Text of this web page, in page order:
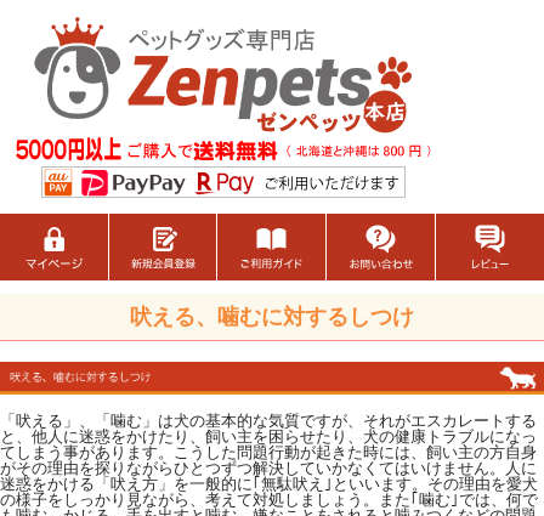
吠える、噛むに対するしつけ
「吠える」、「噛む」は犬の基本的な気質ですが、それがエスカレートする
と、他人に迷惑をかけたり、飼い主を困らせたり、犬の健康トラブルになっ
てしまう事があります。こうした問題行動が起きた時には、飼い主の方自身
がその理由を探りながらひとつずつ解決していかなくてはいけません。人に
迷惑をかける「吠え方」を一般的に｢無駄吠え｣といいます。その理由を愛犬
の様子をしっかり見ながら、考えて対処しましょう。また｢噛む｣では、何で